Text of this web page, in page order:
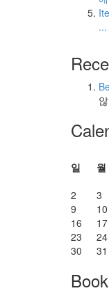
...
일
월
2
3
9
10
16
17
23
24
30
31